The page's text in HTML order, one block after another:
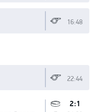
16:48
22:44
2:1